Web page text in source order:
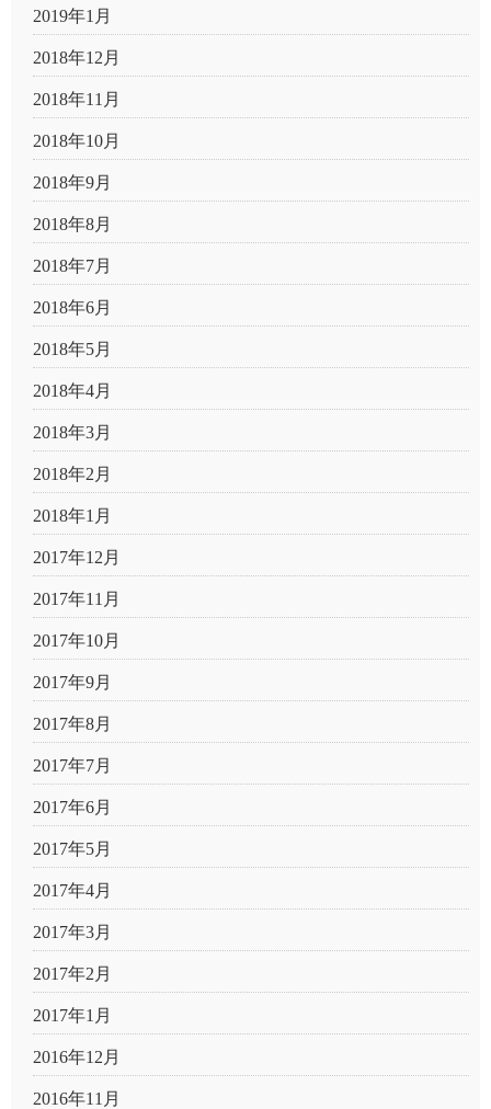
2019年1月
2018年12月
2018年11月
2018年10月
2018年9月
2018年8月
2018年7月
2018年6月
2018年5月
2018年4月
2018年3月
2018年2月
2018年1月
2017年12月
2017年11月
2017年10月
2017年9月
2017年8月
2017年7月
2017年6月
2017年5月
2017年4月
2017年3月
2017年2月
2017年1月
2016年12月
2016年11月